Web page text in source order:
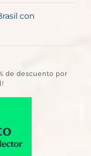
con
de descuento por